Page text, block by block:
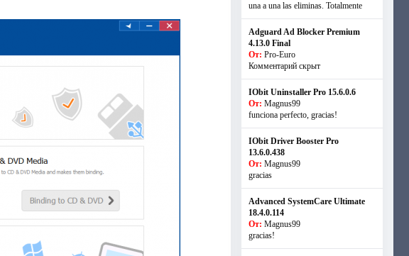
una a una las eliminas. Totalmente
Adguard Ad Blocker Premium
4.13.0 Final
От: Pro-Euro
Комментарий скрыт
IObit Uninstaller Pro 15.6.0.6
От: Magnus99
funciona perfecto, gracias!
IObit Driver Booster Pro
13.6.0.438
От: Magnus99
gracias
Advanced SystemCare Ultimate
18.4.0.114
От: Magnus99
gracias!